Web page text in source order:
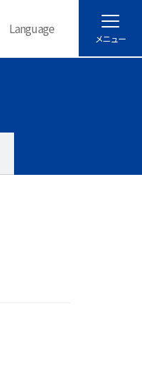
Language
メニュー